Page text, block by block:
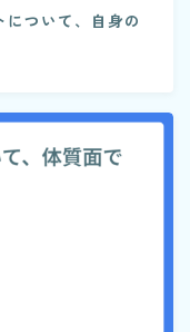
ついて、自身の